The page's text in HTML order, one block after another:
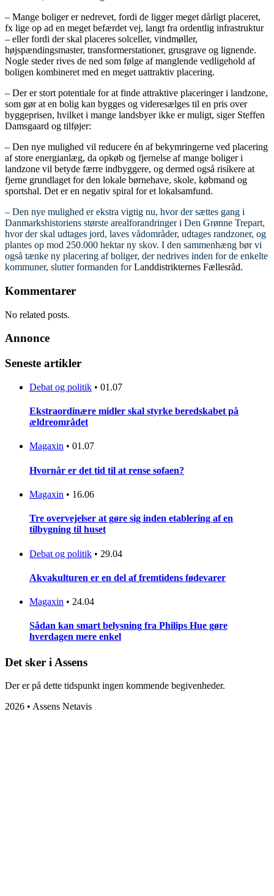
– Mange boliger er nedrevet, fordi de ligger meget dårligt placeret,
fx lige op ad en meget befærdet vej, langt fra ordentlig infrastruktur
– eller fordi der skal placeres solceller, vindmøller,
højspændingsmaster, transformerstationer, grusgrave og lignende.
Nogle steder rives de ned som følge af manglende vedligehold af
boligen kombineret med en meget uattraktiv placering.
– Der er stort potentiale for at finde attraktive placeringer i landzone,
som gør at en bolig kan bygges og videresælges til en pris over
byggeprisen, hvilket i mange landsbyer ikke er muligt, siger Steffen
Damsgaard og tilføjer:
– Den nye mulighed vil reducere én af bekymringerne ved placering
af store energianlæg, da opkøb og fjernelse af mange boliger i
landzone vil betyde færre indbyggere, og dermed også risikere at
fjerne grundlaget for den lokale børnehave, skole, købmand og
sportshal. Det er en negativ spiral for et lokalsamfund.
– Den nye mulighed er ekstra vigtig nu, hvor der sættes gang i
Danmarkshistoriens største arealforandringer i Den Grønne Trepart,
hvor der skal udtages jord, laves vådområder, udtages randzoner, og
plantes op mod 250.000 hektar ny skov. I den sammenhæng bør vi
også tænke ny placering af boliger, der nedrives inden for de enkelte
kommuner, slutter formanden forLanddistrikternes Fællesråd.
Kommentarer
No related posts.
Annonce
Seneste artikler
Debat og politik • 01.07
Ekstraordinære midler skal styrke beredskabet på
ældreområdet
Magaxin • 01.07
Hvornår er det tid til at rense sofaen?
Magaxin • 16.06
Tre overvejelser at gøre sig inden etablering af en
tilbygning til huset
Debat og politik • 29.04
Akvakulturen er en del af fremtidens fødevarer
Magaxin • 24.04
Sådan kan smart belysning fra Philips Hue gøre
hverdagen mere enkel
Det sker i Assens
Der er på dette tidspunkt ingen kommende begivenheder.
2026 • Assens Netavis